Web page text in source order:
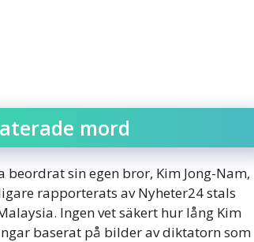
mord
sin egen bror, Kim Jong-Nam,
rapporterats av Nyheter24 stals
Ingen vet säkert hur lång Kim
baserat på bilder av diktatorn som